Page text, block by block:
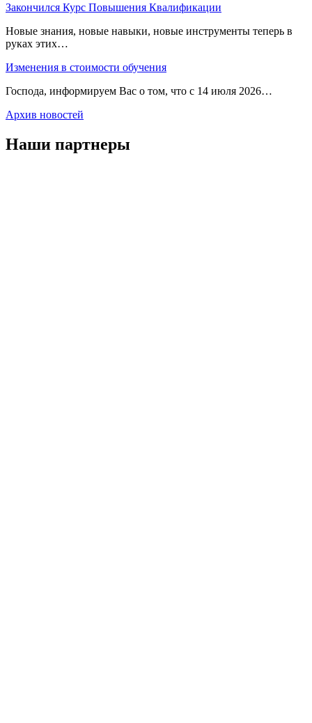
Закончился Курс Повышения Квалификации
Новые знания, новые навыки, новые инструменты теперь в
руках этих…
Изменения в стоимости обучения
Господа, информируем Вас о том, что с 14 июля 2026…
Архив новостей
Наши партнеры